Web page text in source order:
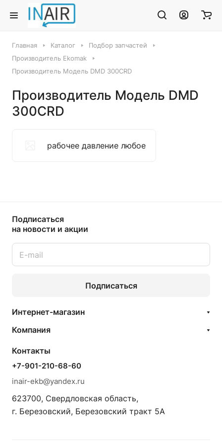
Главная Каталог
Подбор запчастей
Производитель Ekomak
Производитель Модель DMD 300CRD
Производитель Модель DMD
300CRD
рабочее давление любое
Подписаться
на новости и акции
Подписаться
Интернет-магазин
Компания
Контакты
+7-901-210-68-60
inair-ekb@yandex.ru
623700, Свердловская область,
г. Березовский, Березовский тракт 5А